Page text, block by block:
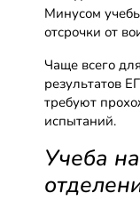
Минусом
отсрочки от
Чаще всего
результатов
требуют
испытаний.
Учеба